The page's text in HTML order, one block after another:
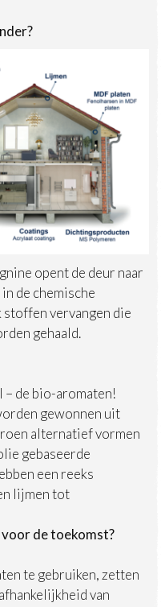
opent de deur naar
de chemische
vervangen die
gehaald.
– de bio-aromaten!
gewonnen uit
alternatief vormen
gebaseerde
een reeks
lijmen tot
de toekomst?
te gebruiken, zetten
van